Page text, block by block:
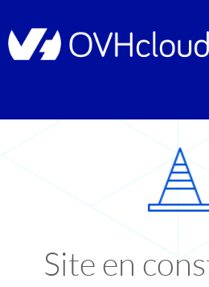
Site en